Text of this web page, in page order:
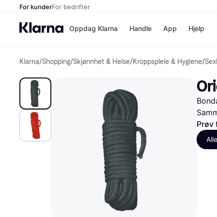
For kunderFor bedrifter
Oppdag Klarna
Betal nå
Betal i 3
Betal innen
Finansiering
Handle
Butikker
App Hjelp
Klarna/Shopping/Skjønnhet & Helse/Kroppspleie & Hygiene/
Prøv
Alle